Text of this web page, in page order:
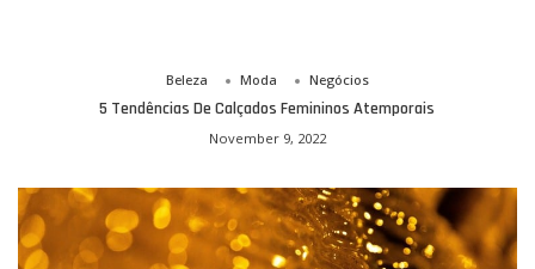
Beleza Moda Negócios
5 Tendências De Calçados Femininos Atemporais
November 9, 2022